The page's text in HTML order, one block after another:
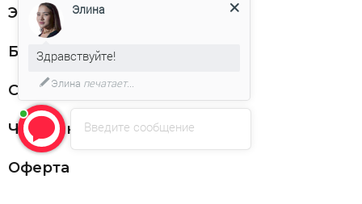
ЭДО
Благодарности
Статьи
Частникам
Оферта
Введите сообщение
Элина
Здравствуйте!
Элина печатает...